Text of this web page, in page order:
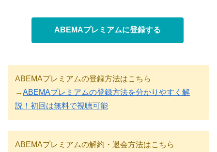
ABEMAプレミアムに登録する
ABEMAプレミアムの登録方法はこちら
→ABEMAプレミアムの登録方法を分かりやすく解
説！初回は無料で視聴可能
ABEMAプレミアムの解約・退会方法はこちら